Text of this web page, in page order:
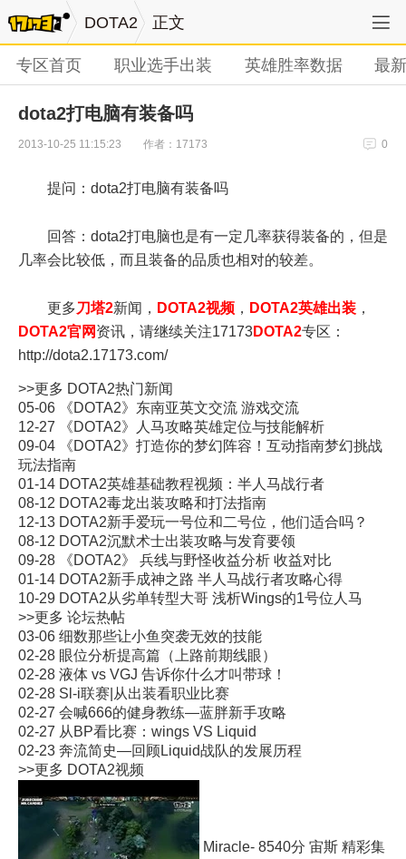
DOTA2 正文
专区首页 职业选手出装 英雄胜率数据 最
dota2打电脑有装备吗
2013-10-25 11:15:23 作者：17173 0
提问：dota2打电脑有装备吗
回答：dota2打电脑也是有一定几率获得装备的，但是
几率会比较低，而且装备的品质也相对的较差。
更多刀塔2新闻， DOTA2视频 ， DOTA2英雄出装 ，
DOTA2官网资讯，请继续关注17173DOTA2专区：
http://dota2.17173.com/
>>更多 DOTA2热门新闻
05-06
《DOTA2》东南亚英文交流 游戏交流
12-27
《DOTA2》人马攻略英雄定位与技能解析
09-04
《DOTA2》打造你的梦幻阵容！互动指南梦幻挑战
玩法指南
01-14 DOTA2英雄基础教程视频：半人马战行者
08-12 DOTA2毒龙出装攻略和打法指南
12-13 DOTA2新手爱玩一号位和二号位，他们适合吗？
08-12 DOTA2沉默术士出装攻略与发育要领
09-28
《DOTA2》 兵线与野怪收益分析 收益对比
01-14 DOTA2新手成神之路 半人马战行者攻略心得
10-29 DOTA2从劣单转型大哥 浅析Wings的1号位人马
>>更多 论坛热帖
03-06 细数那些让小鱼突袭无效的技能
02-28 眼位分析提高篇（上路前期线眼）
02-28 液体 vs VGJ 告诉你什么才叫带球！
02-28 Sl-i联赛|从出装看职业比赛
02-27 会喊666的健身教练—蓝胖新手攻略
02-27 从BP看比赛：wings VS Liquid
02-23 奔流简史—回顾Liquid战队的发展历程
>>更多 DOTA2视频
Miracle- 8540分 宙斯 精彩集